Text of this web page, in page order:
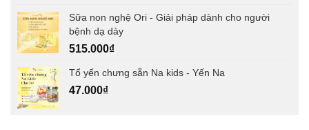
Sữa non nghệ Ori - Giải pháp dành cho người
bệnh dạ dày
515.000₫
Tổ yến chưng sẵn Na kids - Yến Na
47.000₫